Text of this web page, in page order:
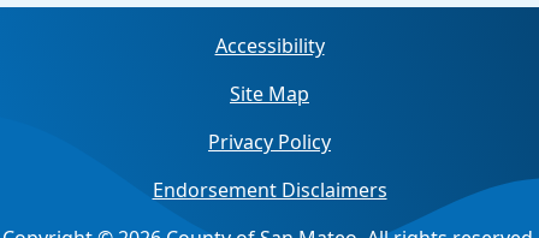
Accessibility
Site Map
Privacy Policy
Endorsement Disclaimers